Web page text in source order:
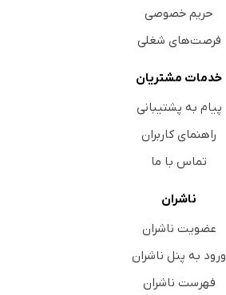
حریم خصوصی
فرصت‌های شغلی
خدمات مشتریان
پیام به پشتیبانی
راهنمای کاربران
تماس با ما
ناشران
عضویت ناشران
ورود به پنل ناشران
فهرست ناشران